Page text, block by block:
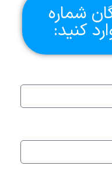
شماره
کنید: